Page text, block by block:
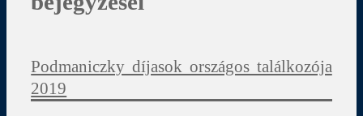
Podmaniczky díjasok országos találkozója
2019